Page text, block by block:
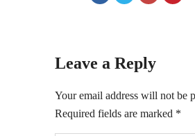
Leave a Reply
Your email address will not be
Required fields are marked *